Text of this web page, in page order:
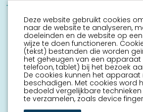
Deze website gebruikt cookies
naar de website te analyseren,
doeleinden en de website op
wijze te doen functioneren.
(tekst) bestanden die worden
het geheugen van een
telefoon, tablet) bij het bezoek
De cookies kunnen het apparaat
beschadigen. Met cookies word
bedoeld vergelijkbare
te verzamelen, zoals device